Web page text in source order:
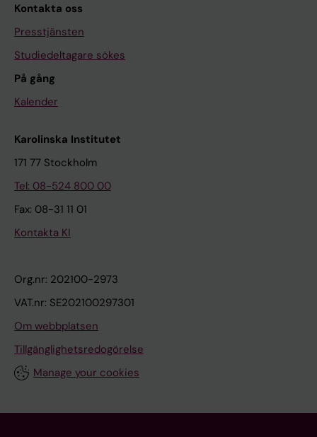
Kontakta oss
Presstjänsten
Studiedeltagare sökes
På gång
Kalender
Karolinska Institutet
171 77 Stockholm
Tel: 08-524 800 00
Fax: 08-31 11 01
Kontakta KI
Org.nr: 202100-2973
VAT.nr: SE202100297301
Om webbplatsen
Tillgänglighetsredogörelse
Manage your cookies